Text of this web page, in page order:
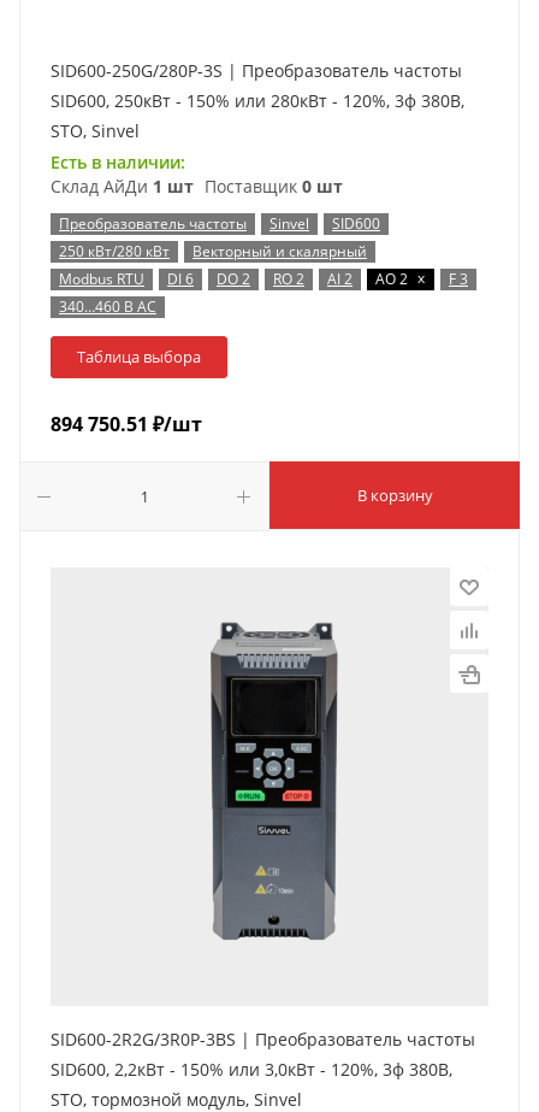
SID600-250G/280P-3S | Преобразователь частоты
SID600, 250кВт - 150% или 280кВт - 120%, 3ф 380В,
STO, Sinvel
Есть в наличии:
Склад АйДи 1 шт Поставщик 0 шт
Преобразователь частоты Sinvel
SID600
250 кВт/280 кВт
Векторный и скалярный
Modbus RTU
DI 6 DO 2 RO 2 AI 2 AO 2 x
F 3
340…460 В AC
Таблица выбора
894 750.51 ₽/шт
В корзину
SID600-2R2G/3R0P-3BS | Преобразователь частоты
SID600, 2,2кВт - 150% или 3,0кВт - 120%, 3ф 380В,
STO, тормозной модуль, Sinvel